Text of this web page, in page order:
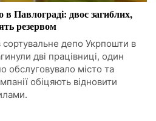
Павлограді: двоє загиблих,
резервом
сортувальне депо Укрпошти в
дві працівниці, один
обслуговувало місто та
обіцяють відновити